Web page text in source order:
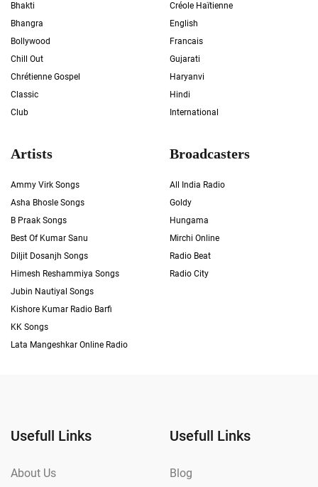
Bhakti
Bhangra
Bollywood
Chill Out
Chrétienne Gospel
Classic
Club
Créole Haïtienne
English
Francais
Gujarati
Haryanvi
Hindi
International
Artists
Ammy Virk Songs
Asha Bhosle Songs
B Praak Songs
Best Of Kumar Sanu
Diljit Dosanjh Songs
Himesh Reshammiya Songs
Jubin Nautiyal Songs
Kishore Kumar Radio Barfi
KK Songs
Lata Mangeshkar Online Radio
Broadcasters
All India Radio
Goldy
Hungama
Mirchi Online
Radio Beat
Radio City
Usefull Links
About Us
Usefull Links
Blog